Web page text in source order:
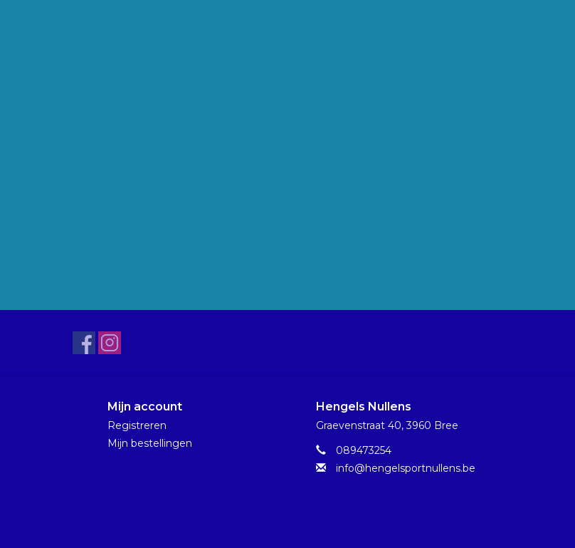
Mijn account
Registreren
Mijn bestellingen
Hengels Nullens
Graevenstraat 40, 3960 Bree
089473254
info@hengelsportnullens.be